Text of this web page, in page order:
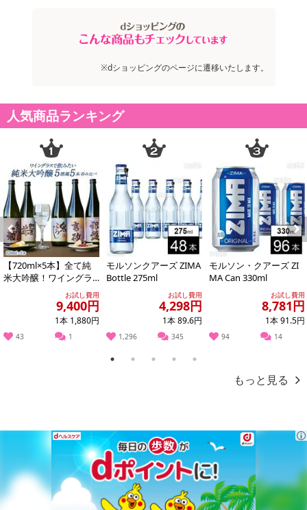
注意事項
※dショッピングのページに遷移いたします。
人気商品ランキング
Previous
【720ml×5本】全て純
米大吟醸！ワイングラ
スで飲みたい厳選5酒
お試し費用
9,400円
1本 1,880円
43 1
モルソンクアーズ ZIMA
Bottle 275ml
お試し費用
4,298円
1本 89.6円
1,296 345
モルソン・クアーズ ZI
MA Can 330ml
お試し費用
8,781円
1本 91.5円
94 14
Next
1 2 3 4 5
もっと見る